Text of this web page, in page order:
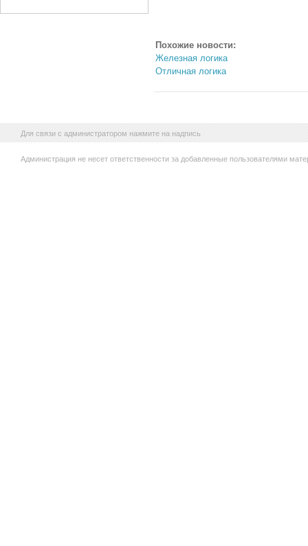
Похожие новости:
Железная логика
Отличная логика
Для связи с администратором нажмите на надпись
Администрация не несет ответственности за добавленные пользователями